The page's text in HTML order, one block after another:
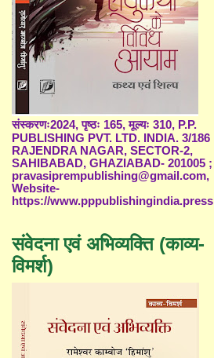
संस्करणः2024, पृष्ठः 165, मूल्यः 310, P.P.
PUBLISHING PVT. LTD. INDIA. 3/186
RAJENDRA NAGAR, SECTOR-2,
SAHIBABAD, GHAZIABAD- 201005 ;
pravasiprempublishing@gmail.com,
Website-
https://www.pppublishingindia.press
संवेदना एवं अभिव्यक्ति (काव्य-
विमर्श)